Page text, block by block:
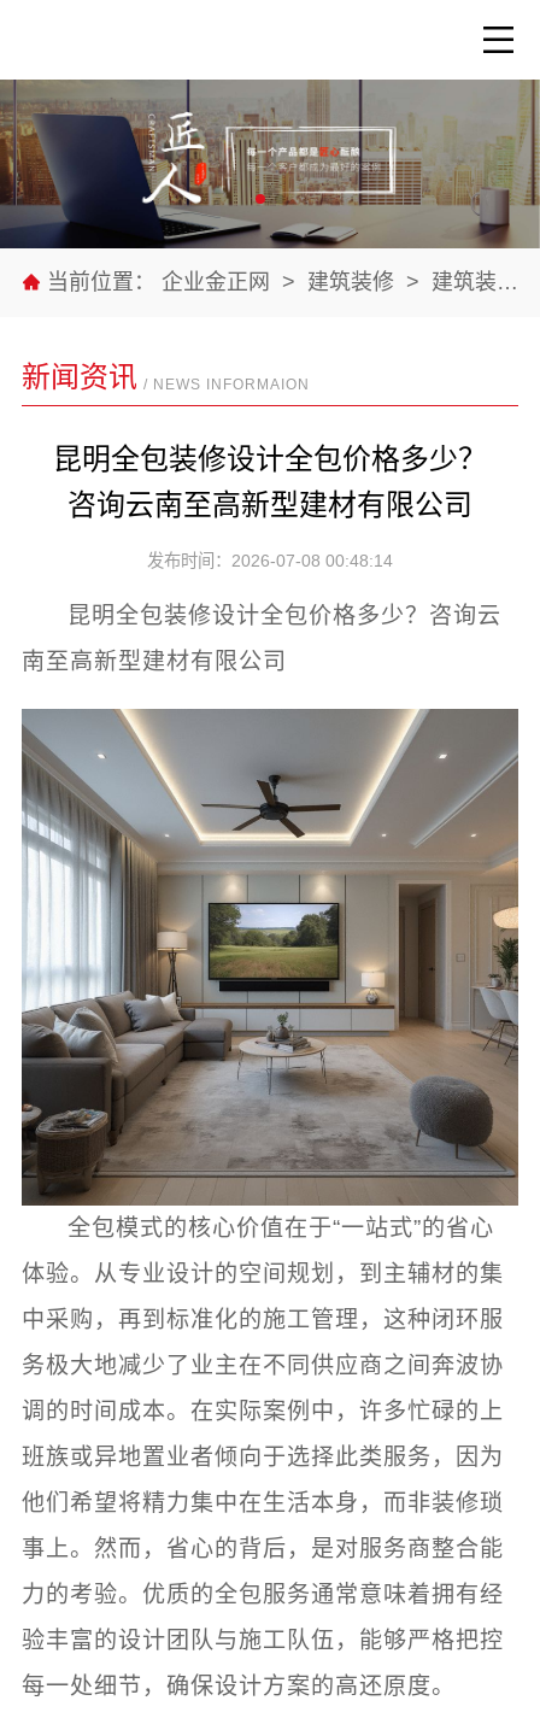
当前位置： 企业金正网 > 建筑装修 > 建筑装修材料
新闻资讯 / NEWS INFORMAION
昆明全包装修设计全包价格多少？
咨询云南至高新型建材有限公司
发布时间：2026-07-08 00:48:14
昆明全包装修设计全包价格多少？咨询云
南至高新型建材有限公司
全包模式的核心价值在于“一站式”的省心
体验。从专业设计的空间规划，到主辅材的集
中采购，再到标准化的施工管理，这种闭环服
务极大地减少了业主在不同供应商之间奔波协
调的时间成本。在实际案例中，许多忙碌的上
班族或异地置业者倾向于选择此类服务，因为
他们希望将精力集中在生活本身，而非装修琐
事上。然而，省心的背后，是对服务商整合能
力的考验。优质的全包服务通常意味着拥有经
验丰富的设计团队与施工队伍，能够严格把控
每一处细节，确保设计方案的高还原度。